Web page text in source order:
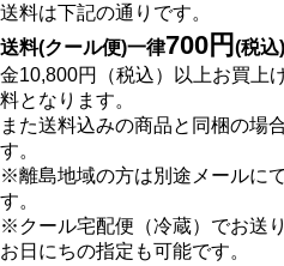
送料は下記の通りです。
送料(クール便)一律700円 (税込)
金10,800円（税込）以上お買上
料となります。
また送料込みの商品と同梱の場
す。
※離島地域の方は別途メールに
す。
※クール宅配便（冷蔵）でお送
お日にちの指定も可能です。